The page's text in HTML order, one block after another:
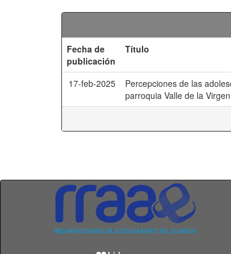
Fecha de
publicación
Título
17-feb-2025
Percepciones de las
parroquia Valle de la